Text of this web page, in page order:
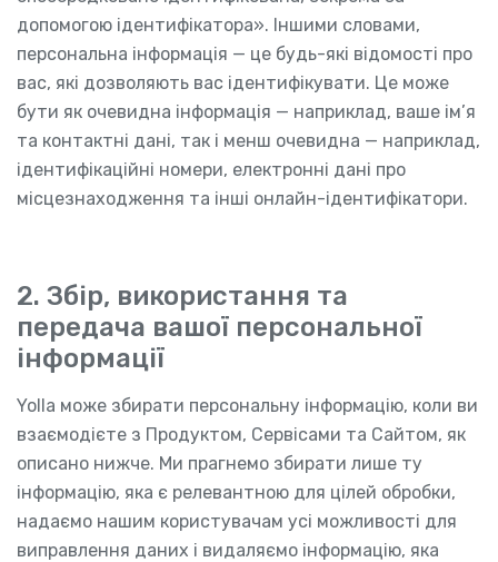
допомогою ідентифікатора». Іншими словами,
персональна інформація — це будь-які відомості про
вас, які дозволяють вас ідентифікувати. Це може
бути як очевидна інформація — наприклад, ваше ім’я
та контактні дані, так і менш очевидна — наприклад,
ідентифікаційні номери, електронні дані про
місцезнаходження та інші онлайн-ідентифікатори.
2. Збір, використання та
передача вашої персональної
інформації
Yolla може збирати персональну інформацію, коли ви
взаємодієте з Продуктом, Сервісами та Сайтом, як
описано нижче. Ми прагнемо збирати лише ту
інформацію, яка є релевантною для цілей обробки,
надаємо нашим користувачам усі можливості для
виправлення даних і видаляємо інформацію, яка